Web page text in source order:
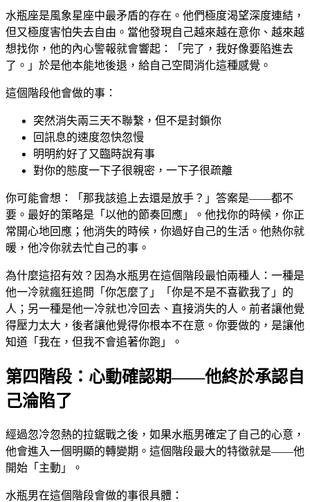
水瓶座是風象星座中最矛盾的存在。他們極度渴望深度連結，
但又極度害怕失去自由。當他發現自己越來越在意你、越來越
想找你，他的內心警報就會響起：「完了，我好像要陷進去
了。」於是他本能地後退，給自己空間消化這種感覺。
這個階段他會做的事：
突然消失兩三天不聯繫，但不是封鎖你
回訊息的速度忽快忽慢
明明約好了又臨時說有事
對你的態度一下子很親密，一下子很疏離
你可能會想：「那我該追上去還是放手？」答案是——都不
要。最好的策略是「以他的節奏回應」。他找你的時候，你正
常開心地回應；他消失的時候，你過好自己的生活。他熱你就
暖，他冷你就去忙自己的事。
為什麼這招有效？因為水瓶男在這個階段最怕兩種人：一種是
他一冷就瘋狂追問「你怎麼了」「你是不是不喜歡我了」的
人；另一種是他一冷就也冷回去、直接消失的人。前者讓他覺
得壓力太大，後者讓他覺得你根本不在意。你要做的，是讓他
知道「我在，但我不會追著你跑」。
第四階段：心動確認期——他終於承認自
己淪陷了
經過忽冷忽熱的拉鋸戰之後，如果水瓶男確定了自己的心意，
他會進入一個明顯的轉變期。這個階段最大的特徵就是——他
開始「主動」。
水瓶男在這個階段會做的事很具體：